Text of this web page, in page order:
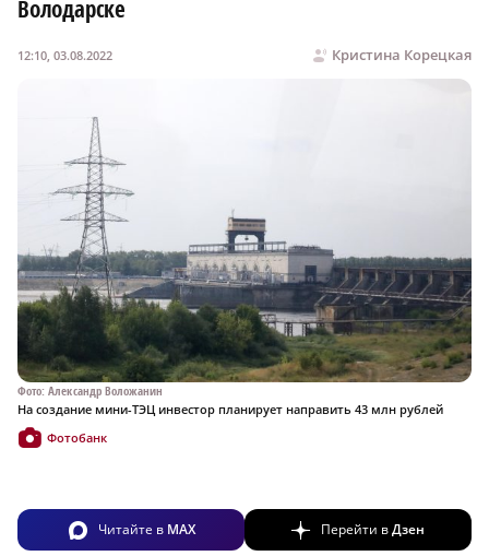
Володарске
Кристина Корецкая
12:10, 03.08.2022
Фото: Александр Воложанин
На создание мини-ТЭЦ инвестор планирует направить 43 млн рублей
Фотобанк
Читайте в MAX Перейти вДзен